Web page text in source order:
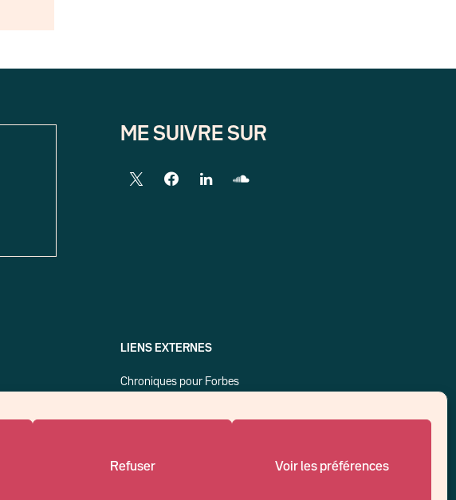
Refuser Voir les préférences
ME SUIVRE SUR
LIENS EXTERNES
Chroniques pour Forbes
Think tank